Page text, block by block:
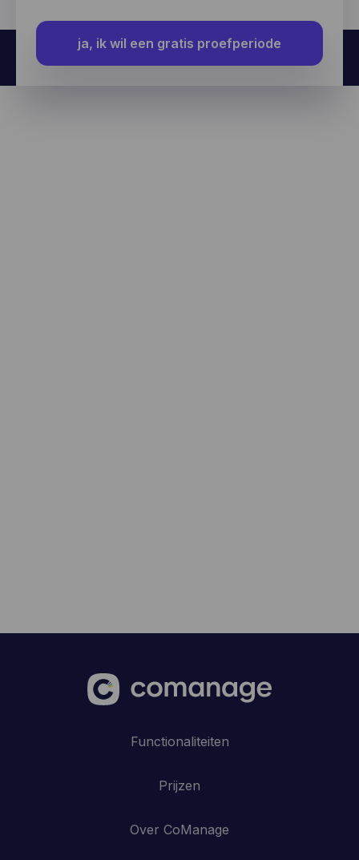
ja, ik wil een gratis proefperiode
Functionaliteiten
Prijzen
Over CoManage